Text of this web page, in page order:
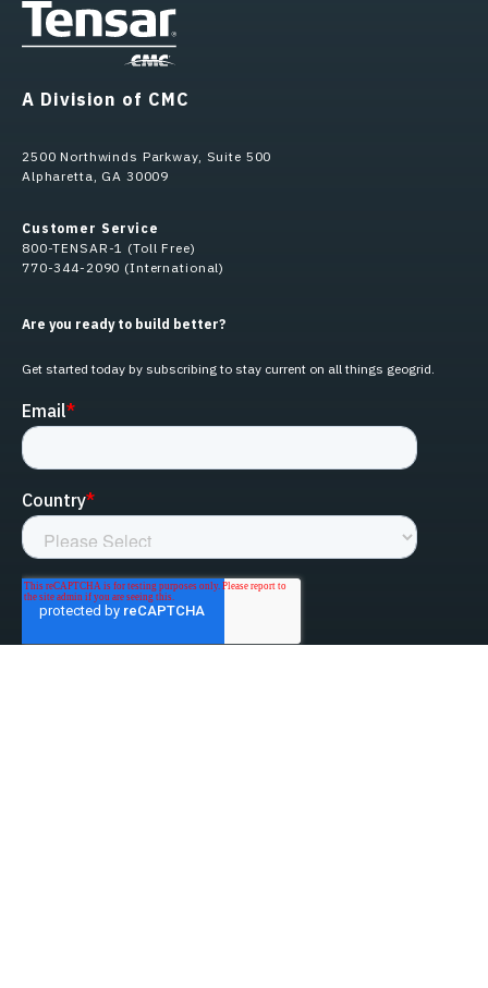
A Division of CMC
2500 Northwinds Parkway, Suite 500
Alpharetta, GA 30009
Customer Service
800-TENSAR-1 (Toll Free)
770-344-2090 (International)
Are you ready to build better?
Get started today by subscribing to stay current on all things geogrid.